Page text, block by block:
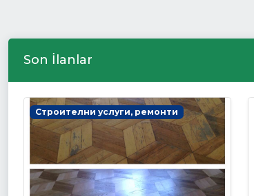
Son İlanlar
Интериорни врати